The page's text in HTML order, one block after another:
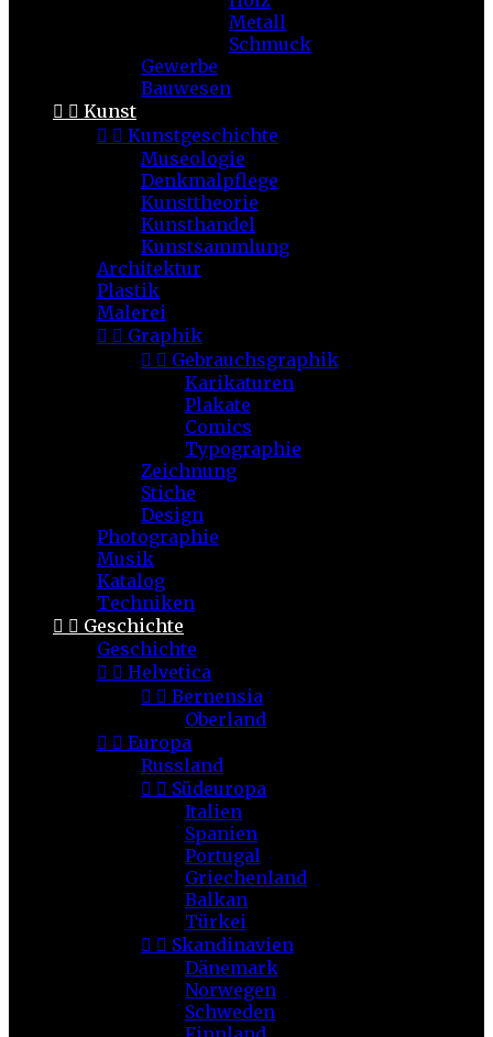
Metall
Schmuck
Gewerbe
Bauwesen
  Kunst
  Kunstgeschichte
Museologie
Denkmalpflege
Kunsttheorie
Kunsthandel
Kunstsammlung
Architektur
Plastik
Malerei
  Graphik
  Gebrauchsgraphik
Karikaturen
Plakate
Comics
Typographie
Zeichnung
Stiche
Design
Photographie
Musik
Katalog
Techniken
  Geschichte
Geschichte
  Helvetica
  Bernensia
Oberland
  Europa
Russland
  Südeuropa
Italien
Spanien
Portugal
Griechenland
Balkan
Türkei
  Skandinavien
Dänemark
Norwegen
Schweden